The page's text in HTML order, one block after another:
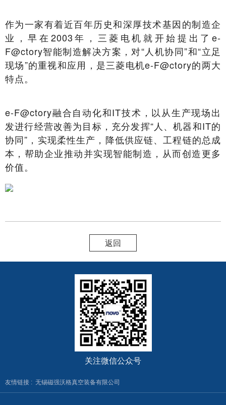
作为一家有着近百年历史和深厚技术基因的制造企
业，早在2003年，三菱电机就开始提出了e-
F@ctory智能制造解决方案，对“人机协同”和“立足
现场”的重视和应用，是三菱电机e-F@ctory的两大
特点。
e-F@ctory融合自动化和IT技术，以从生产现场出
发进行经营改善为目标，充分发挥“人、机器和IT的
协同”，实现柔性生产，降低供应链、工程链的总成
本，帮助企业推动并实现智能制造，从而创造更多
价值。
返回
关注微信公众号
友情链接 : 无锡磁强沃格真空装备有限公司